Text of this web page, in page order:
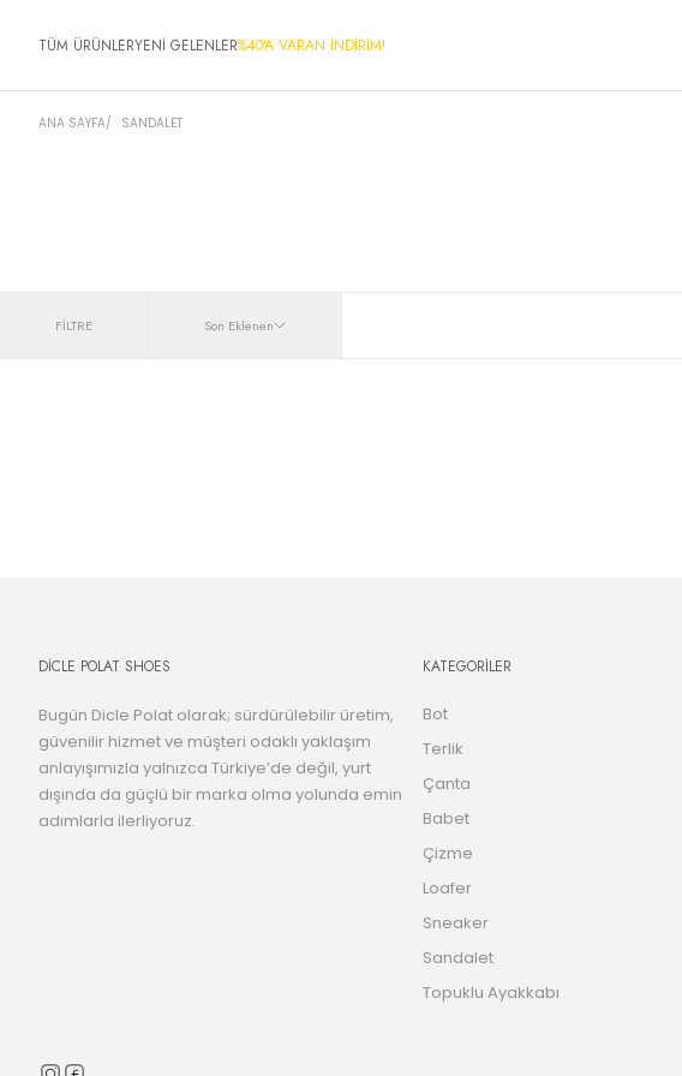
TÜM ÜRÜNLERYENİ GELENLER%40'A VARAN İNDİRİM!
ANA SAYFA/ SANDALET
FİLTRE Son Eklenen
DİCLE POLAT SHOES
Bugün Dicle Polat olarak; sürdürülebilir üretim,
güvenilir hizmet ve müşteri odaklı yaklaşım
anlayışımızla yalnızca Türkiye’de değil, yurt
dışında da güçlü bir marka olma yolunda emin
adımlarla ilerliyoruz.
KATEGORİLER
Bot
Terlik
Çanta
Babet
Çizme
Loafer
Sneaker
Sandalet
Topuklu Ayakkabı